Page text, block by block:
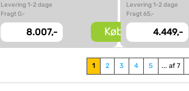
Levering 1-2 dage
Fragt 0,-
8.007,- Køb
Levering 1-2 dage
Fragt 65,-
4.449,-
1 2 3 4 5 ... af 7